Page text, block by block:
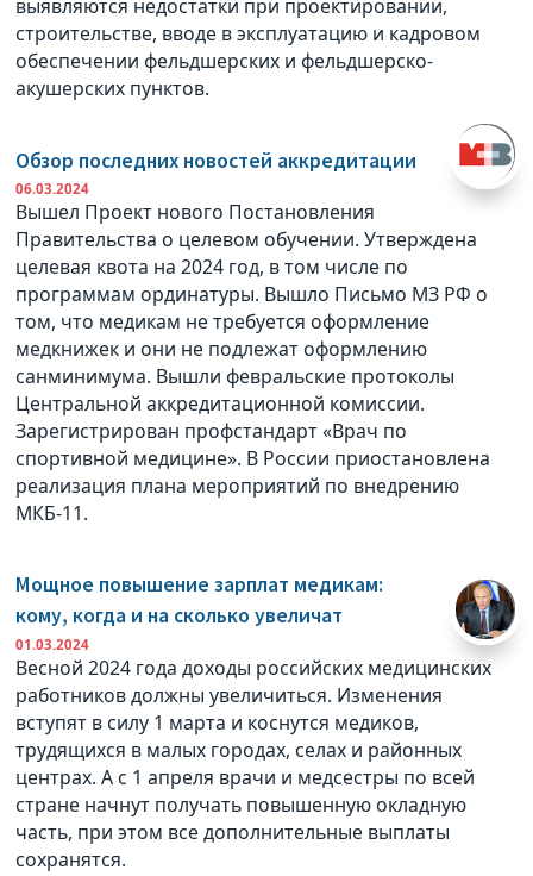
выявляются недостатки при проектировании,
строительстве, вводе в эксплуатацию и кадровом
обеспечении фельдшерских и фельдшерско-
акушерских пунктов.
Обзор последних новостей аккредитации
06.03.2024
Вышел Проект нового Постановления
Правительства о целевом обучении. Утверждена
целевая квота на 2024 год, в том числе по
программам ординатуры. Вышло Письмо МЗ РФ о
том, что медикам не требуется оформление
медкнижек и они не подлежат оформлению
санминимума. Вышли февральские протоколы
Центральной аккредитационной комиссии.
Зарегистрирован профстандарт «Врач по
спортивной медицине». В России приостановлена
реализация плана мероприятий по внедрению
МКБ-11.
Мощное повышение зарплат медикам:
кому, когда и на сколько увеличат
01.03.2024
Весной 2024 года доходы российских медицинских
работников должны увеличиться. Изменения
вступят в силу 1 марта и коснутся медиков,
трудящихся в малых городах, селах и районных
центрах. А с 1 апреля врачи и медсестры по всей
стране начнут получать повышенную окладную
часть, при этом все дополнительные выплаты
сохранятся.